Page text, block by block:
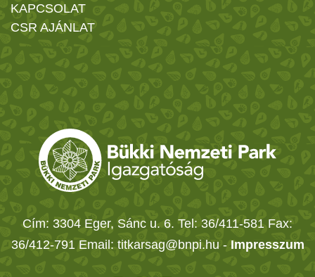
KAPCSOLAT
CSR AJÁNLAT
Cím: 3304 Eger, Sánc u. 6. Tel: 36/411-581 Fax:
36/412-791 Email: titkarsag@bnpi.hu - Impresszum